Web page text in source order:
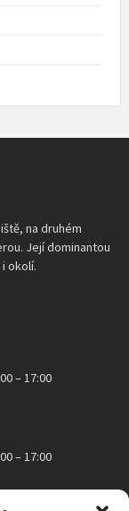
na druhém
Její dominantou
okolí.
– 17:00
– 17:00